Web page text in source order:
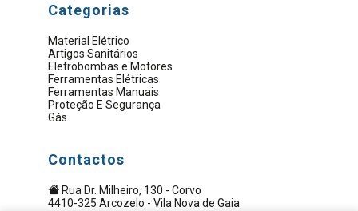
Categorias
Material Elétrico
Artigos Sanitários
Eletrobombas e Motores
Ferramentas Elétricas
Ferramentas Manuais
Proteção E Segurança
Gás
Contactos
Rua Dr. Milheiro, 130 - Corvo
4410-325 Arcozelo - Vila Nova de Gaia